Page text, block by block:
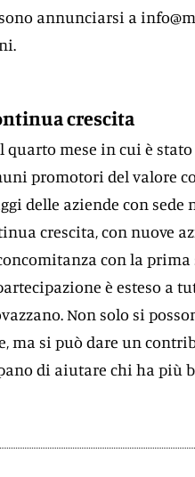
annunciarsi a
crescita
quarto mese in cui è
promotori del valore
delle aziende con sede
crescita, con nuove
con la prima
è esteso a
Non solo si
ma si può dare un
di aiutare chi ha più